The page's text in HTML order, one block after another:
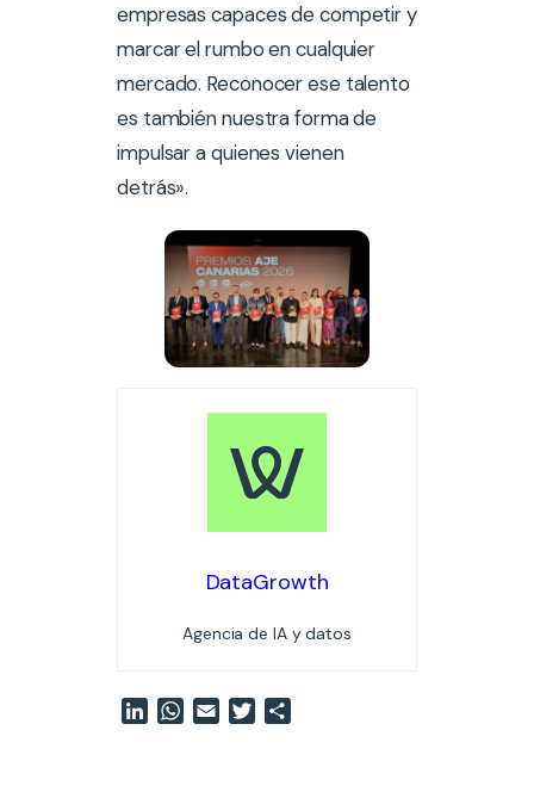
empresas capaces de competir y
marcar el rumbo en cualquier
mercado. Reconocer ese talento
es también nuestra forma de
impulsar a quienes vienen
detrás».
DataGrowth
Agencia de IA y datos
LinkedInWhatsApp
Email Twitter